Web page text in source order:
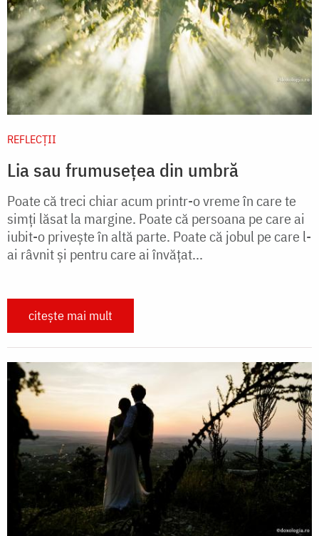
REFLECȚII
Lia sau frumusețea din umbră
Poate că treci chiar acum printr-o vreme în care te
simți lăsat la margine. Poate că persoana pe care ai
iubit-o privește în altă parte. Poate că jobul pe care l-
ai râvnit și pentru care ai învățat...
citește mai mult